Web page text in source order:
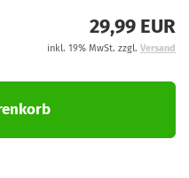
29,99 EUR
inkl. 19% MwSt. zzgl. Versand